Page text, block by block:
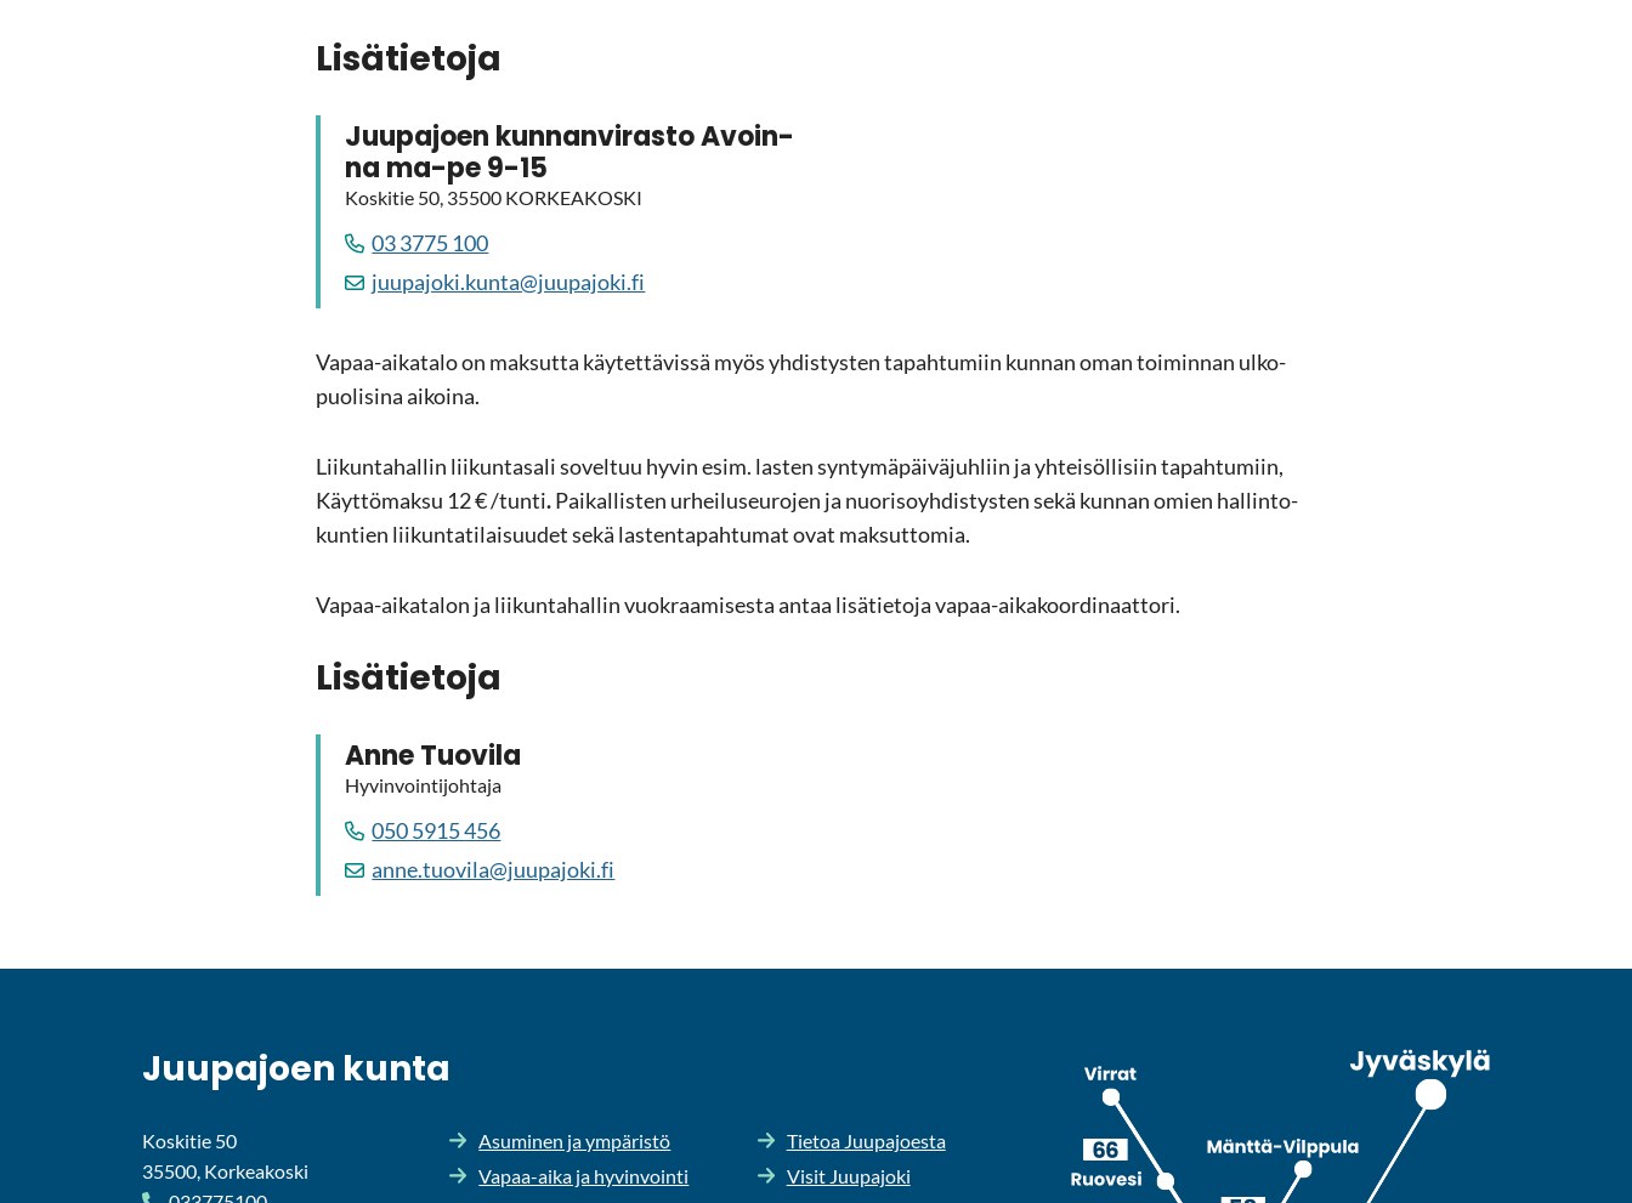
Li­sä­tie­to­ja
Juu­pa­joen kun­nan­vi­ras­to Avoin­
na ma-pe 9-15
Kos­ki­tie 50, 35500 KOR­KEA­KOS­KI
03 3775 100
juu­pa­jo­ki.kunta@juu­pa­jo­ki.fi
Vapaa-​aikatalo on mak­sut­ta käy­tet­tä­vis­sä myös yh­dis­tys­ten ta­pah­tu­miin kun­nan oman toi­min­nan ul­ko­
puo­li­si­na ai­koi­na.
Lii­kun­ta­hal­lin lii­kun­ta­sa­li so­vel­tuu hyvin esim. las­ten syn­ty­mä­päi­vä­juh­liin ja yh­tei­söl­li­siin ta­pah­tu­miin,
Käyt­tö­mak­su 12 € /tunti.Pai­kal­lis­ten ur­hei­luseu­ro­jen ja nuo­ri­so­yh­dis­tys­ten sekä kun­nan omien hal­lin­to­
kun­tien lii­kun­ta­ti­lai­suu­det sekä las­ten­ta­pah­tu­mat ovat mak­sut­to­mia.
Vapaa-​aikatalon ja lii­kun­ta­hal­lin vuo­kraa­mi­ses­ta antaa li­sä­tie­to­ja vapaa-​aikakoordinaattori.
Li­sä­tie­to­ja
Anne Tuo­vi­la
Hy­vin­voin­ti­joh­ta­ja
050 5915 456
anne.tuo­vi­la@juu­pa­jo­ki.fi
Juu­pa­joen kunta
Koskitie 50
35500, Korkeakoski
Asu­mi­nen ja ym­pä­ris­tö
Vapaa-​aika ja hy­vin­voin­ti
Tie­toa Juu­pa­joes­ta
Visit Juu­pa­jo­ki